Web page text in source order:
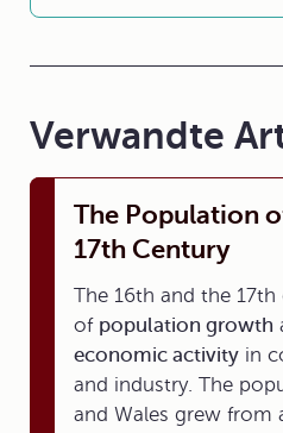
Verwandte
The Population
17th Century
The 16th and the
of population growth
economic activity in
and industry. The
and Wales grew